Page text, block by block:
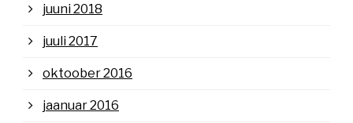
juuni 2018
juuli 2017
oktoober 2016
jaanuar 2016